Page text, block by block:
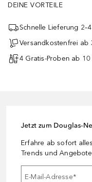
DEINE VORTEILE
Schnelle Lieferung
Versandkostenfrei ab
4 Gratis-Proben ab 10
Jetzt zum Douglas-
Erfahre ab sofort
Trends und
E-Mail-Adresse*